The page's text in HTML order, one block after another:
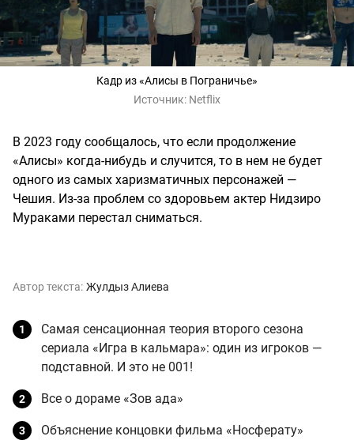
Кадр из «Алисы в Пограничье»
Источник: Netflix
В 2023 году сообщалось, что если продолжение
«Алисы» когда-нибудь и случится, то в нем не будет
одного из самых харизматичных персонажей —
Чешия. Из-за проблем со здоровьем актер Нидзиро
Мураками перестал сниматься.
Автор текста: Жулдыз Алиева
Самая сенсационная теория второго сезона
сериала «Игра в кальмара»: один из игроков —
подставной. И это не 001!
Все о дораме «Зов ада»
Объяснение концовки фильма «Носферату»